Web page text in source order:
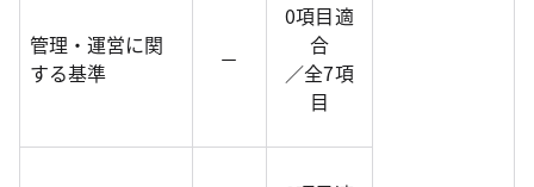
管理・運営に関
する基準
－
0項目適
合
／全7項
目